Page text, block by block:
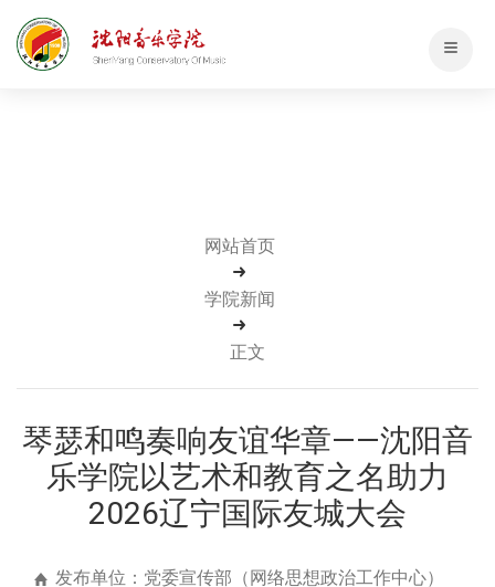
网站首页
学院新闻
正文
琴瑟和鸣奏响友谊华章——沈阳音
乐学院以艺术和教育之名助力
2026辽宁国际友城大会
发布单位：党委宣传部（网络思想政治工作中心）